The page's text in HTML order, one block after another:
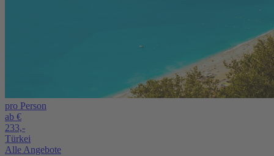
pro Person
ab €
233,-
Türkei
Alle Angebote